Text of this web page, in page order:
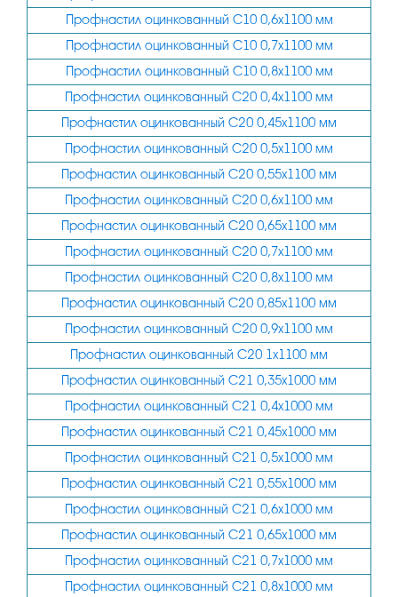
Профнастил оцинкованный С10 0,6х1100 мм
Профнастил оцинкованный С10 0,7х1100 мм
Профнастил оцинкованный С10 0,8х1100 мм
Профнастил оцинкованный С20 0,4х1100 мм
Профнастил оцинкованный С20 0,45х1100 мм
Профнастил оцинкованный С20 0,5х1100 мм
Профнастил оцинкованный С20 0,55х1100 мм
Профнастил оцинкованный С20 0,6х1100 мм
Профнастил оцинкованный С20 0,65х1100 мм
Профнастил оцинкованный С20 0,7х1100 мм
Профнастил оцинкованный С20 0,8х1100 мм
Профнастил оцинкованный С20 0,85х1100 мм
Профнастил оцинкованный С20 0,9х1100 мм
Профнастил оцинкованный С20 1х1100 мм
Профнастил оцинкованный С21 0,35х1000 мм
Профнастил оцинкованный С21 0,4х1000 мм
Профнастил оцинкованный С21 0,45х1000 мм
Профнастил оцинкованный С21 0,5х1000 мм
Профнастил оцинкованный С21 0,55х1000 мм
Профнастил оцинкованный С21 0,6х1000 мм
Профнастил оцинкованный С21 0,65х1000 мм
Профнастил оцинкованный С21 0,7х1000 мм
Профнастил оцинкованный С21 0,8х1000 мм